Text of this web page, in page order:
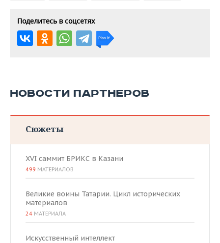
Поделитесь в соцсетях
НОВОСТИ ПАРТНЕРОВ
Сюжеты
XVI саммит БРИКС в Казани
499 МАТЕРИАЛОВ
Великие воины Татарии. Цикл исторических
материалов
24 МАТЕРИАЛА
Искусственный интеллект